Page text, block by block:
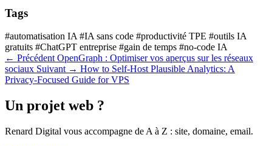
Tags
#automatisation IA#IA sans code #productivité TPE #outils IA
gratuits #ChatGPT entreprise #gain de temps #no-code IA
← PrécédentOpenGraph : Optimiser vos aperçus sur les réseaux
sociaux Suivant → How to Self-Host Plausible Analytics: A
Privacy-Focused Guide for VPS
Un projet web ?
Renard Digital vous accompagne de A à Z : site, domaine, email.